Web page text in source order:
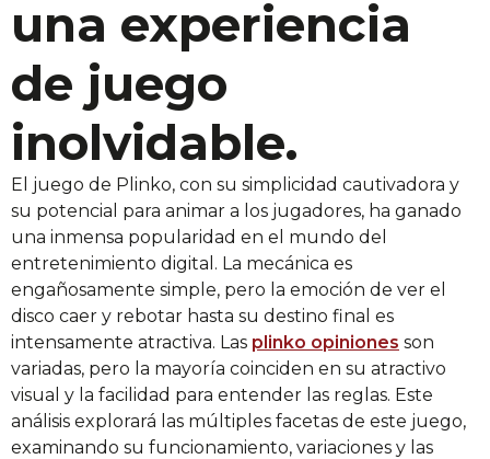
una experiencia
de juego
inolvidable.
El juego de Plinko, con su simplicidad cautivadora y
su potencial para animar a los jugadores, ha ganado
una inmensa popularidad en el mundo del
entretenimiento digital. La mecánica es
engañosamente simple, pero la emoción de ver el
disco caer y rebotar hasta su destino final es
intensamente atractiva. Las plinko opiniones son
variadas, pero la mayoría coinciden en su atractivo
visual y la facilidad para entender las reglas. Este
análisis explorará las múltiples facetas de este juego,
examinando su funcionamiento, variaciones y las